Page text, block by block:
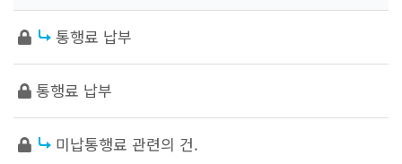
통행료 납부
통행료 납부
미납통행료 관련의 건.